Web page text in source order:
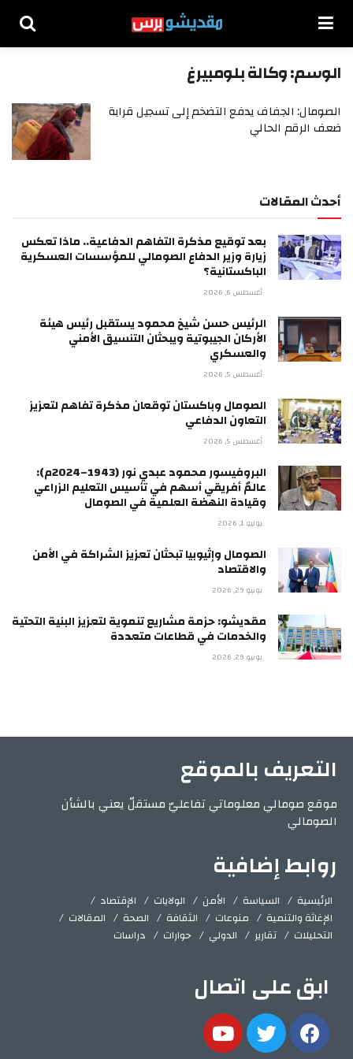
الوسم:وكالة بلومبيرغ
الصومال: الجفاف يدفع التضخم إلى تسجيل قرابة
ضعف الرقم الحالي
أحدث المقالات
بعد توقيع مذكرة التفاهم الدفاعية.. ماذا تعكس
زيارة وزير الدفاع الصومالي للمؤسسات العسكرية
الباكستانية؟
أغسطس 6, 2026
الرئيس حسن شيخ محمود يستقبل رئيس هيئة
الأركان الجيبوتية ويبحثان التنسيق الأمني
والعسكري
أغسطس 5, 2026
الصومال وباكستان توقعان مذكرة تفاهم لتعزيز
التعاون الدفاعي
أغسطس 5, 2026
البروفيسور محمود عبدي نور (1943–2024م):
عالمٌ أفريقي أسهم في تأسيس التعليم الزراعي
وقيادة النهضة العلمية في الصومال
يوليو 1, 2026
الصومال وإثيوبيا تبحثان تعزيز الشراكة في الأمن
والاقتصاد
يونيو 29, 2026
مقديشو: حزمة مشاريع تنموية لتعزيز البنية التحتية
والخدمات في قطاعات متعددة
يونيو 29, 2026
التعريف بالموقع
موقع صومالي معلوماتي تفاعليّ مستقلّ يعني بالشأن
الصومالي
روابط إضافية
الرئيسية السياسة الأمن الولايات
الإقتصاد
الإغاثة والتنمية
منوعات الثقافة الصحة
المقالات
التحليلات
تقارير الدولي حوارات دراسات
ابق على اتصال